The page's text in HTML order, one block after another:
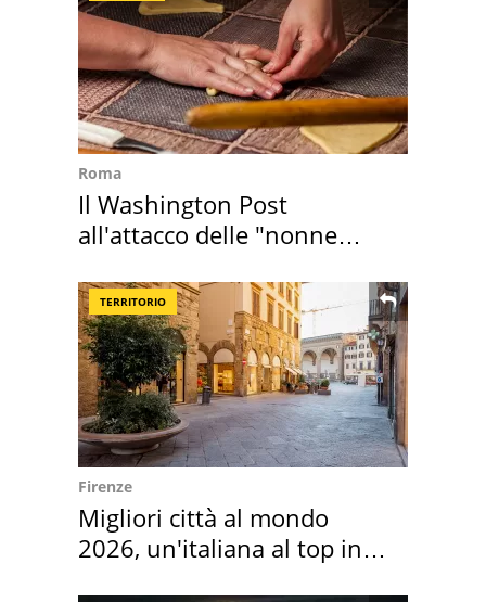
Roma
Il Washington Post
all'attacco delle "nonne
TERRITORIO
Firenze
Migliori città al mondo
2026, un'italiana al top in